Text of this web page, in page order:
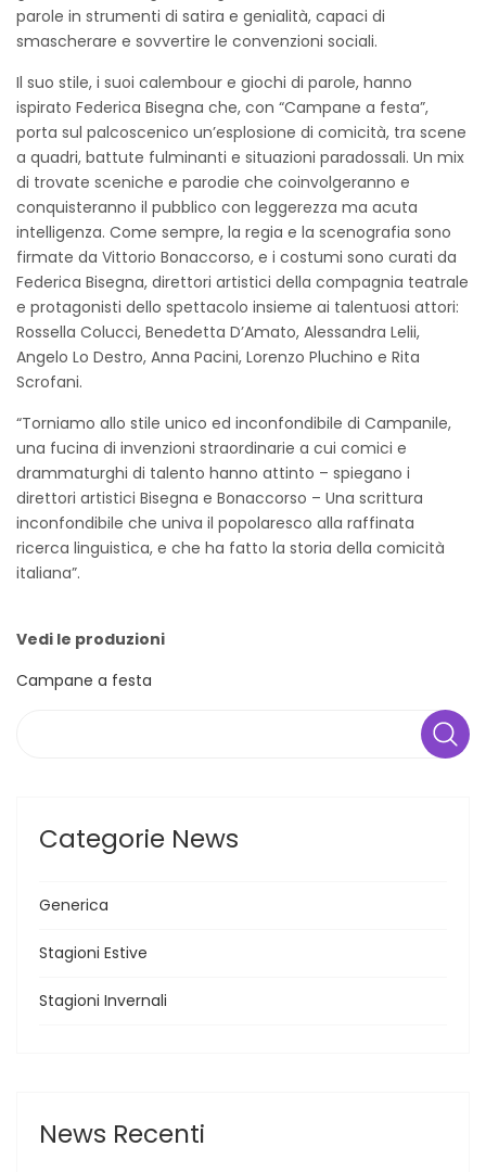
parole in strumenti di satira e genialità, capaci di
smascherare e sovvertire le convenzioni sociali.
Il suo stile, i suoi calembour e giochi di parole, hanno
ispirato Federica Bisegna che, con “Campane a festa”,
porta sul palcoscenico un’esplosione di comicità, tra scene
a quadri, battute fulminanti e situazioni paradossali. Un mix
di trovate sceniche e parodie che coinvolgeranno e
conquisteranno il pubblico con leggerezza ma acuta
intelligenza. Come sempre, la regia e la scenografia sono
firmate da Vittorio Bonaccorso, e i costumi sono curati da
Federica Bisegna, direttori artistici della compagnia teatrale
e protagonisti dello spettacolo insieme ai talentuosi attori:
Rossella Colucci, Benedetta D’Amato, Alessandra Lelii,
Angelo Lo Destro, Anna Pacini, Lorenzo Pluchino e Rita
Scrofani.
“Torniamo allo stile unico ed inconfondibile di Campanile,
una fucina di invenzioni straordinarie a cui comici e
drammaturghi di talento hanno attinto – spiegano i
direttori artistici Bisegna e Bonaccorso – Una scrittura
inconfondibile che univa il popolaresco alla raffinata
ricerca linguistica, e che ha fatto la storia della comicità
italiana”.
Vedi le produzioni
Campane a festa
Categorie News
Generica
Stagioni Estive
Stagioni Invernali
News Recenti